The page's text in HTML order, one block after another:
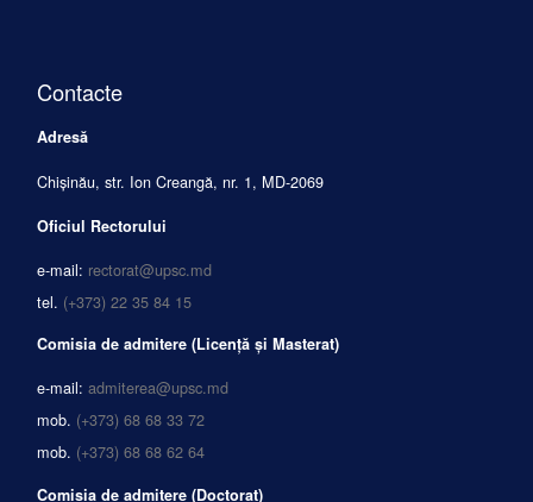
Contacte
Adresă
Chișinău, str. Ion Creangă, nr. 1, MD-2069
Oficiul Rectorului
e-mail: rectorat@upsc.md
tel. (+373) 22 35 84 15
Comisia de admitere (Licență și Masterat)
e-mail: admiterea@upsc.md
mob. (+373) 68 68 33 72
mob. (+373) 68 68 62 64
Comisia de admitere (Doctorat)